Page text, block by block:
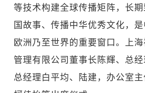
等技术构建全球传播矩阵，长
国故事、传播中华优秀文化，
欧洲乃至世界的重要窗口。上
管理有限公司董事长陈輝、总经
总经理白平均、陆建，办公室